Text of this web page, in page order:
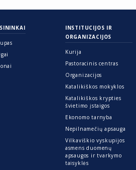
INSTITUCIJOS IR
ORGANIZACIJOS
Kurija
Pastoracinis centras
Organizacijos
Katalikiškos mokyklos
Katalikiškos krypties
švietimo įstaigos
Ekonomo tarnyba
Nepilnamečių apsauga
Vilkaviškio vyskupijos
asmens duomenų
apsaugos ir tvarkymo
taisyklės